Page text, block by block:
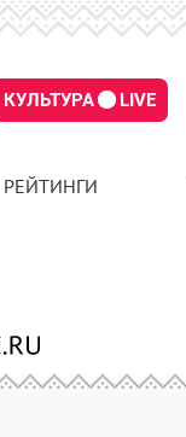
КУЛЬТУРА LIVE
РЕЙТИНГИ